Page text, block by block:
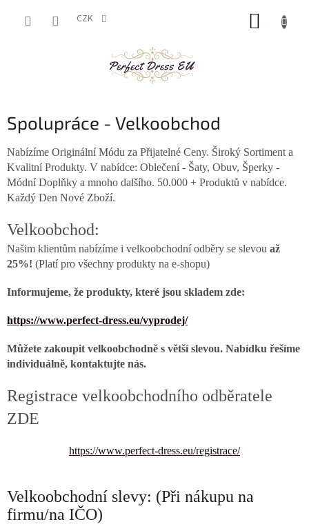
CZK
Spolupráce - Velkoobchod
Nabízíme Originální Módu za Přijatelné Ceny. Široký Sortiment a
Kvalitní Produkty. V nabídce: Oblečení - Šaty, Obuv, Šperky -
Módní Doplňky a mnoho dalšího. 50.000 + Produktů v nabídce.
Každý Den Nové Zboží.
Velkoobchod:
Našim klientům nabízíme i velkoobchodní odběry se slevou až
25%! (Platí pro všechny produkty na e-shopu)
Informujeme, že produkty, které jsou skladem zde:
https://www.perfect-dress.eu/vyprodej/
Můžete zakoupit velkoobchodně s větší slevou. Nabídku řešíme
individuálně, kontaktujte nás.
Registrace velkoobchodního odběratele
ZDE
https://www.perfect-dress.eu/registrace/
Velkoobchodní slevy: (Při nákupu na
firmu/na IČO)